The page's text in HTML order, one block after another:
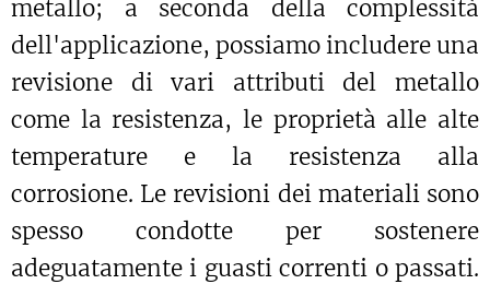
metallo; a seconda della complessità
dell'applicazione, possiamo includere una
revisione di vari attributi del metallo
come la resistenza, le proprietà alle alte
temperature e la resistenza alla
corrosione. Le revisioni dei materiali sono
spesso condotte per sostenere
adeguatamente i guasti correnti o passati.